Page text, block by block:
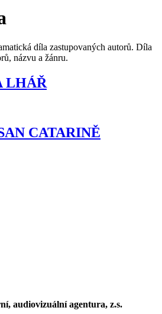
díla zastupovaných autorů. Díla
názvu a žánru.
LHÁŘ
CATARINĚ
audiovizuální agentura, z.s.